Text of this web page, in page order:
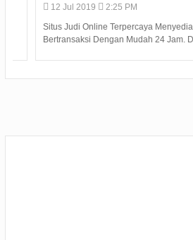
Jul 2019
2:25 PM
Situs Judi Online Terpercaya Menyediakan
Bertransaksi Dengan Mudah 24 Jam.